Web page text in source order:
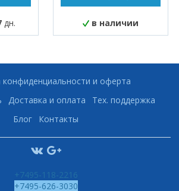
дн. в наличии
конфиденциальности и оферта
Доставка и оплата
Тех. поддержка
Блог
Контакты
+7495-118-2216
+7495-626-3030